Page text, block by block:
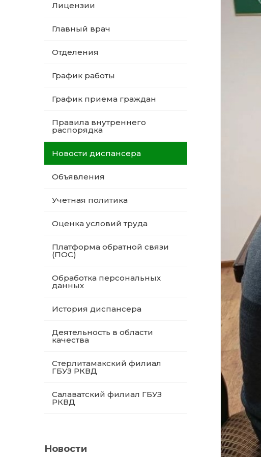
Лицензии
Главный врач
Отделения
График работы
График приема граждан
Правила внутреннего
распорядка
Новости диспансера
Объявления
Учетная политика
Оценка условий труда
Платформа обратной связи
(ПОС)
Обработка персональных
данных
История диспансера
Деятельность в области
качества
Стерлитамакский филиал
ГБУЗ РКВД
Салаватский филиал ГБУЗ
РКВД
Новости